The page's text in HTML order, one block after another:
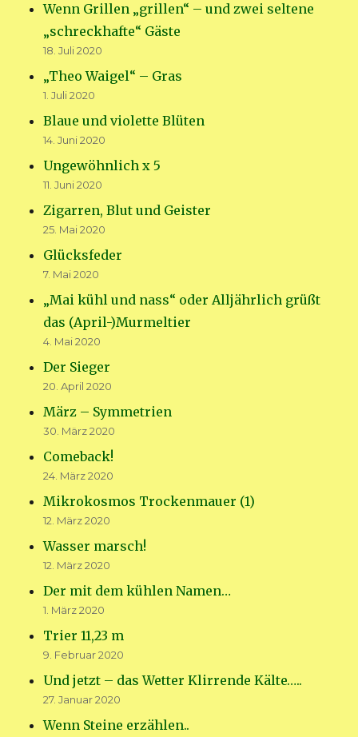
Wenn Grillen „grillen“ – und zwei seltene
„schreckhafte“ Gäste
18. Juli 2020
„Theo Waigel“ – Gras
1. Juli 2020
Blaue und violette Blüten
14. Juni 2020
Ungewöhnlich x 5
11. Juni 2020
Zigarren, Blut und Geister
25. Mai 2020
Glücksfeder
7. Mai 2020
„Mai kühl und nass“ oder Alljährlich grüßt
das (April-)Murmeltier
4. Mai 2020
Der Sieger
20. April 2020
März – Symmetrien
30. März 2020
Comeback!
24. März 2020
Mikrokosmos Trockenmauer (1)
12. März 2020
Wasser marsch!
12. März 2020
Der mit dem kühlen Namen…
1. März 2020
Trier 11,23 m
9. Februar 2020
Und jetzt – das Wetter Klirrende Kälte…..
27. Januar 2020
Wenn Steine erzählen..